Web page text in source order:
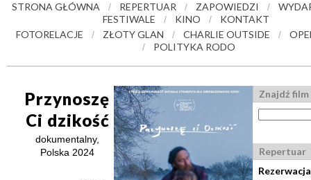
STRONA GŁÓWNA / REPERTUAR / ZAPOWIEDZI /
FESTIWALE
/ KINO /
KONTAKT
FOTORELACJE
/ ZŁOTY GLAN / CHARLIE OUTSIDE /
/ POLITYKA RODO
Przynoszę
Ci dzikość
dokumentalny,
Polska 2024
Znajdź film
Repertuar